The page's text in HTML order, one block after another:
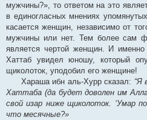
мужчины?», то ответом на это
в единогласных мнениях
касается женщин, независимо от
мужчины или нет. Тем более сам
является чертой женщин. И именно
Хаттаб увидел юношу, который
щиколоток, уподобил его женщине!
Хараша ибн аль-Хурр сказал: “Я
Хаттаба (да будет доволен им
свой изар ниже щиколоток. ‘Умар
что месячные?»